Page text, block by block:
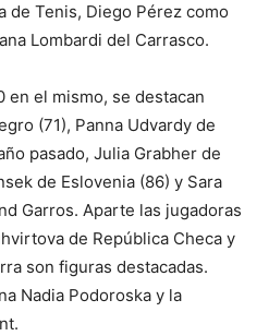
de Tenis, Diego Pérez como
Lombardi del Carrasco.
en el mismo, se destacan
(71), Panna Udvardy de
pasado, Julia Grabher de
de Eslovenia (86) y Sara
Garros. Aparte las jugadoras
de República Checa y
son figuras destacadas.
Nadia Podoroska y la